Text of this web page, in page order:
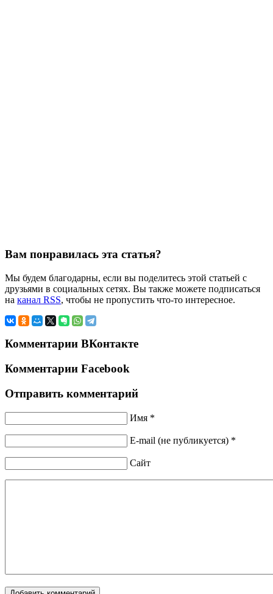
Вам понравилась эта статья?
Мы будем благодарны, если вы поделитесь этой статьей с
друзьями в социальных сетях. Вы также можете подписаться
на канал RSS, чтобы не пропустить что-то интересное.
Комментарии ВКонтакте
Комментарии Facebook
Отправить комментарий
Имя *
E-mail (не публикуется) *
Сайт